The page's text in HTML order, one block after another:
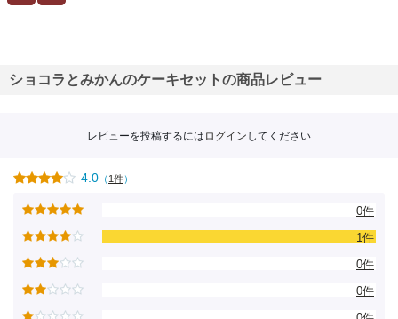
ショコラとみかんのケーキセットの商品レビュー
レビューを投稿するには ログイン してください
4.0 （1件）
0件
1件
0件
0件